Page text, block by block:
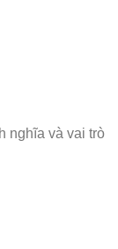
nghĩa và vai trò